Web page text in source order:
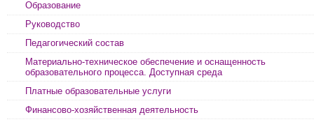
Образование
Руководство
Педагогический состав
Материально-техническое обеспечение и оснащенность
образовательного процесса. Доступная среда
Платные образовательные услуги
Финансово-хозяйственная деятельность